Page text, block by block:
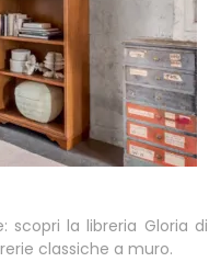
scopri la libreria Gloria di
classiche a muro.